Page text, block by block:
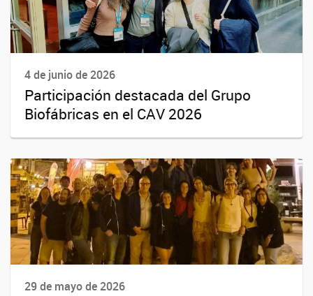
4 de junio de 2026
Participación destacada del Grupo
Biofábricas en el CAV 2026
29 de mayo de 2026